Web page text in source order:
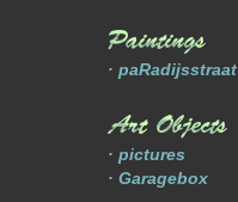
· paRadijsstraat
· pictures
· Garagebox